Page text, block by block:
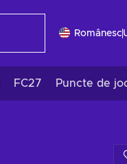
Românesc
FC27 Puncte de